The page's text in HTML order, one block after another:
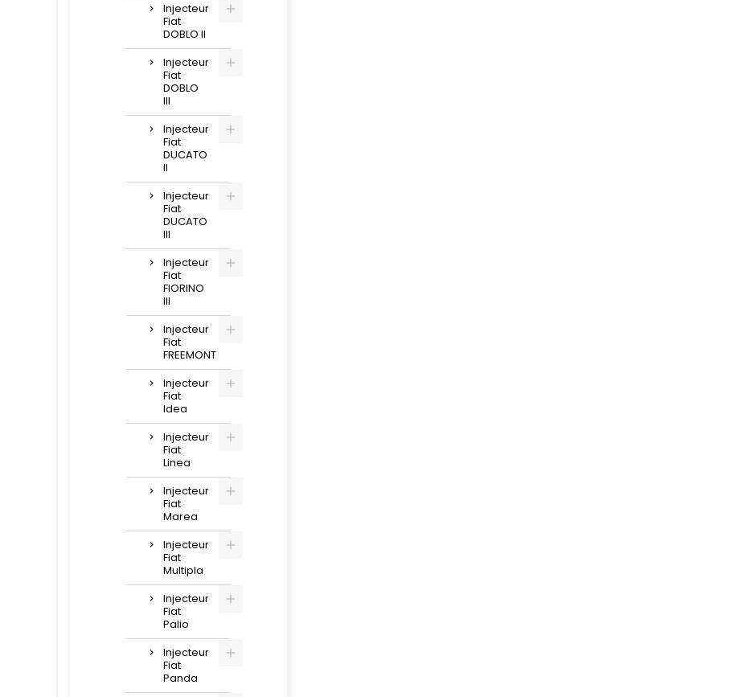
Injecteur
Fiat
DOBLO II
Injecteur
Fiat
DOBLO
III
Injecteur
Fiat
DUCATO
II
Injecteur
Fiat
DUCATO
III
Injecteur
Fiat
FIORINO
III
Injecteur
Fiat
FREEMONT
Injecteur
Fiat
Idea
Injecteur
Fiat
Linea
Injecteur
Fiat
Marea
Injecteur
Fiat
Multipla
Injecteur
Fiat
Palio
Injecteur
Fiat
Panda